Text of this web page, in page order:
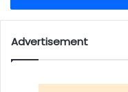
Advertisement